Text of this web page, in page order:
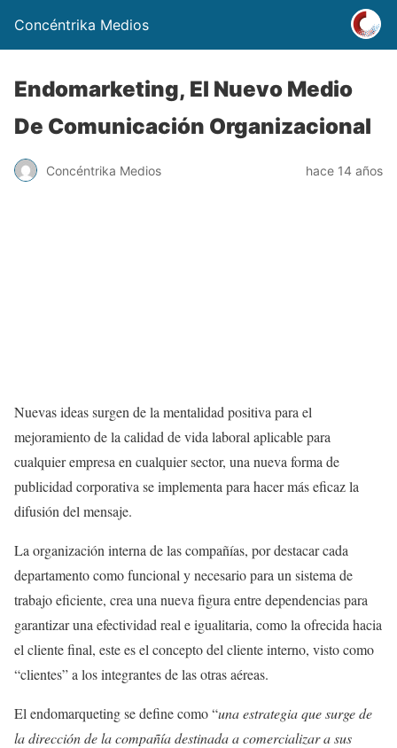
Concéntrika Medios
Endomarketing, El Nuevo Medio
De Comunicación Organizacional
Concéntrika Medios hace 14 años
Nuevas ideas surgen de la mentalidad positiva para el
mejoramiento de la calidad de vida laboral aplicable para
cualquier empresa en cualquier sector, una nueva forma de
publicidad corporativa se implementa para hacer más eficaz la
difusión del mensaje.
La organización interna de las compañías, por destacar cada
departamento como funcional y necesario para un sistema de
trabajo eficiente, crea una nueva figura entre dependencias para
garantizar una efectividad real e igualitaria, como la ofrecida hacia
el cliente final, este es el concepto del cliente interno, visto como
“clientes” a los integrantes de las otras aéreas.
El endomarqueting se define como “una estrategia que surge de
la dirección de la compañía destinada a comercializar a sus